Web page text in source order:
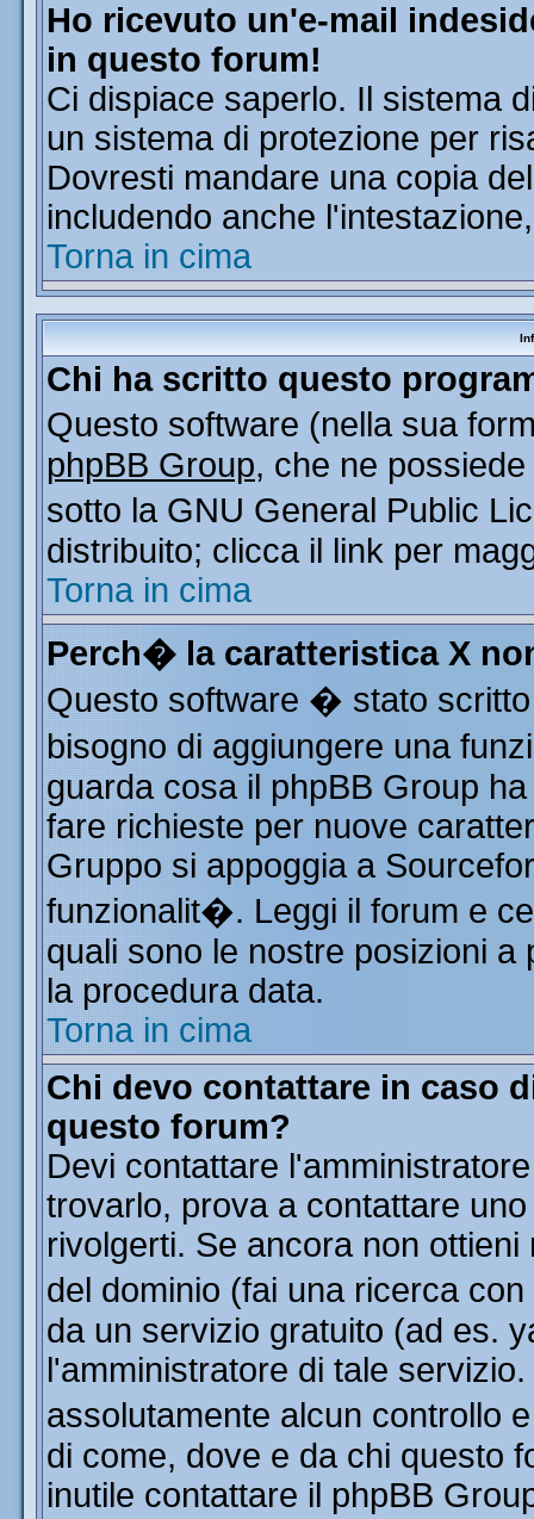
Ho ricevuto un'e-mail
in questo forum!
Ci dispiace saperlo. Il sistema
un sistema di protezione per
Dovresti mandare una copia
includendo anche
Torna in cima
Chi ha scritto questo
Questo software (nella sua
phpBB Group, che ne
sotto la GNU General Public
distribuito; clicca il link per
Torna in cima
Perch� la caratteristica X
Questo software � stato
bisogno di aggiungere una
guarda cosa il phpBB Group
fare richieste per nuove
Gruppo si appoggia a
funzionalit�. Leggi il forum e
quali sono le nostre posizioni
la procedura data.
Torna in cima
Chi devo contattare in caso
questo forum?
Devi contattare
trovarlo, prova a contattare
rivolgerti. Se ancora non
del dominio (fai una ricerca
da un servizio gratuito (ad es.
l'amministratore di tale
assolutamente alcun controllo
di come, dove e da chi questo
inutile contattare il phpBB